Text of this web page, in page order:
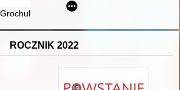
: badania nad biografią
ROCZNIK 2022